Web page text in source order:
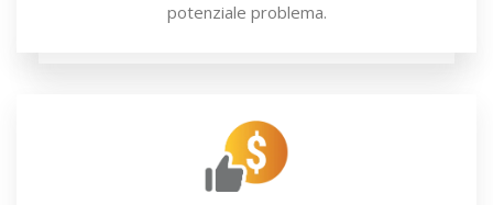
potenziale problema.